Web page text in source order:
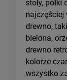
stoły,
drewno,
bielona,
drewno
kolorze
wszystko